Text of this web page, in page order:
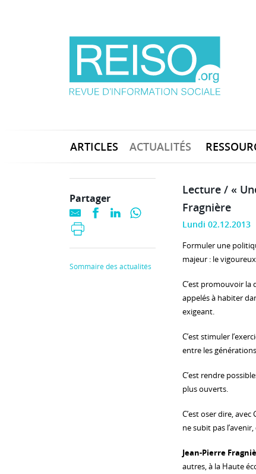
ARTICLES ACTUALITÉS
Lecture / «
Fragnière
Lundi 02.12.2013
Formuler une
majeur : le
C’est promouvoir la
appelés à habiter
exigeant.
C’est stimuler
entre les
C’est rendre
plus ouverts.
C’est oser dire,
ne subit pas
Jean-Pierre
autres, à la Haute
Partager
Sommaire des actualités